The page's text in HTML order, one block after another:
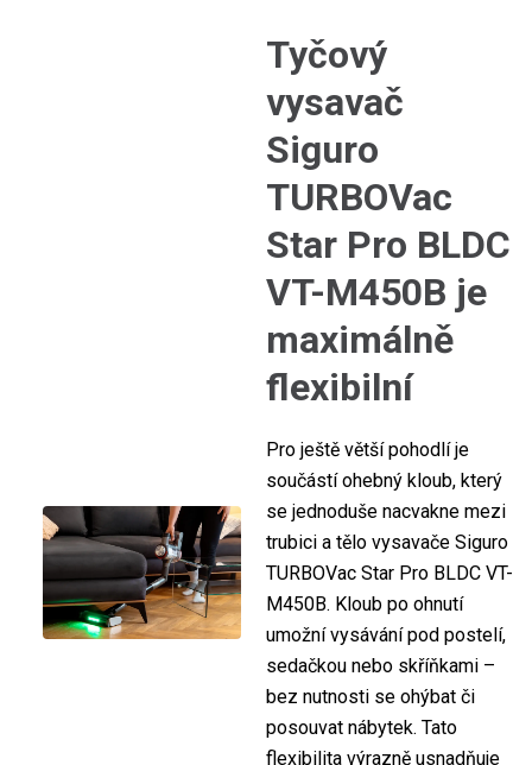
Tyčový
vysavač
Siguro
TURBOVac
Star Pro BLDC
VT-M450B je
maximálně
flexibilní
Pro ještě větší pohodlí je
součástí ohebný kloub, který
se jednoduše nacvakne mezi
trubici a tělo vysavače Siguro
TURBOVac Star Pro BLDC VT-
M450B. Kloub po ohnutí
umožní vysávání pod postelí,
sedačkou nebo skříňkami –
bez nutnosti se ohýbat či
posouvat nábytek. Tato
flexibilita výrazně usnadňuje